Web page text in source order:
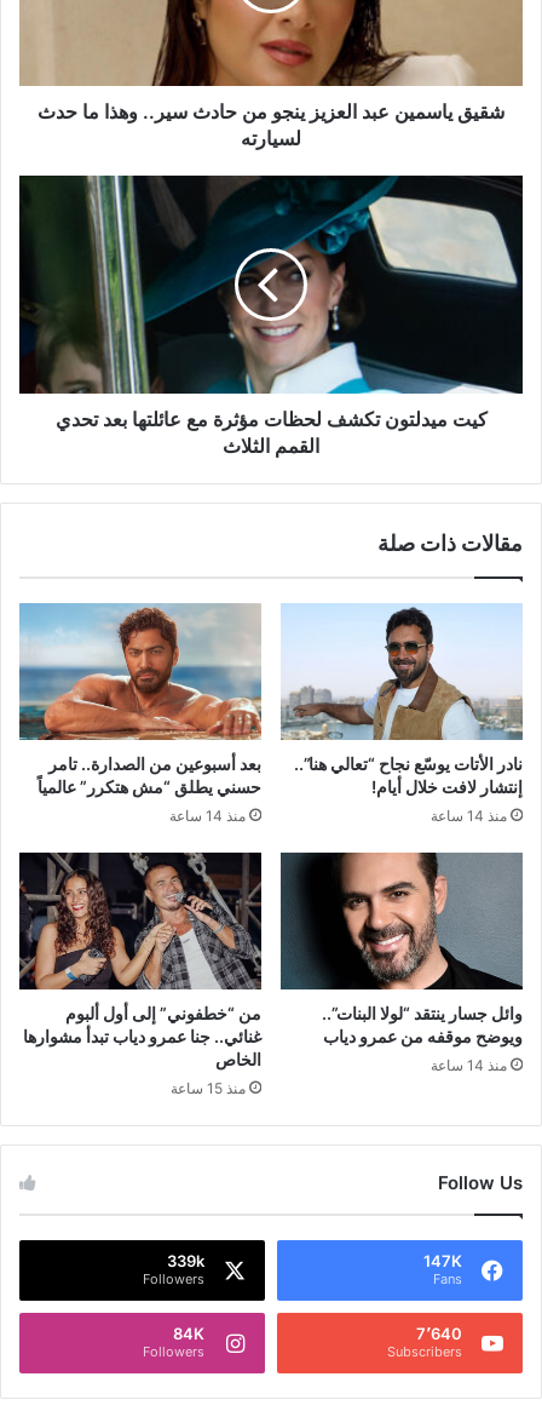
وهذا
شقيق ياسمين عبد العزيز ينجو من حادث سير.. وهذا ما حدث
لسيارته
كيت
ميدلتون
تكشف
لحظات
مؤثرة
تحدي
القممكيت ميدلتون تكشف لحظات مؤثرة مع عائلتها بعد تحدي
القمم الثلاث
مقالات ذات صلة
نادر الأتات يوسّع نجاح “تعالي هنا”..
إنتشار لافت خلال أيام!
منذ 14 ساعة
بعد أسبوعين من الصدارة.. تامر
حسني يطلق “مش هتكرر” عالمياً
منذ 14 ساعة
وائل جسار ينتقد “لولا البنات”..
ويوضح موقفه من عمرو دياب
منذ 14 ساعة
من “خطفوني” إلى أول ألبوم
غنائي.. جنا عمرو دياب تبدأ مشوارها
الخاص
منذ 15 ساعة
Follow Us
147K
Fans
339k
Followers
7٬640
Subscribers
84K
Followers